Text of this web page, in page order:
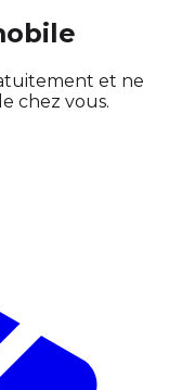
et ne
chez vous.